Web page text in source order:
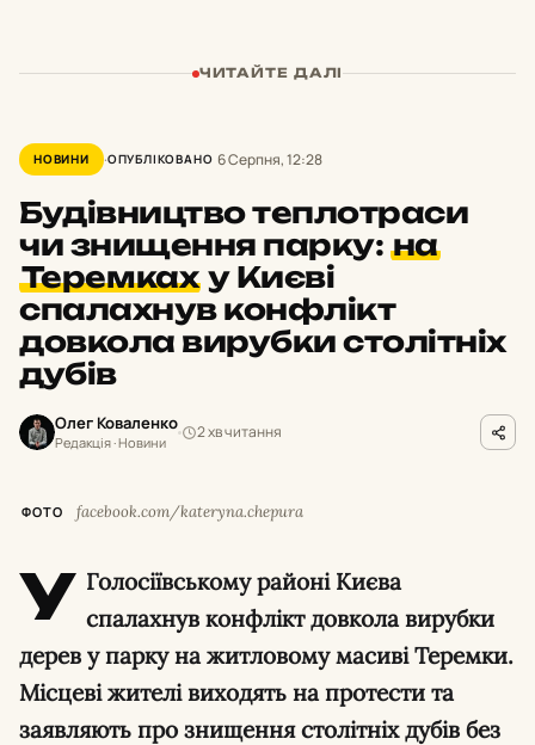
ЧИТАЙТЕ ДАЛІ
НОВИНИ ОПУБЛІКОВАНО 6 Серпня, 12:28
Будівництво теплотраси
чи знищення парку: на
Теремкаху Києві
спалахнув конфлікт
довкола вирубки столітніх
дубів
Олег Коваленко
Редакція · Новини
2 хв читання
ФОТО facebook.com/kateryna.chepura
У Голосіївському районі Києва
спалахнув конфлікт довкола вирубки
дерев у парку на житловому масиві Теремки.
Місцеві жителі виходять на протести та
заявляють про знищення столітніх дубів без